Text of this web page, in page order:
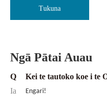
Tukuna
Ngā Pātai Auau
Q
Kei te tautoko koe i te
Ia
Engari!